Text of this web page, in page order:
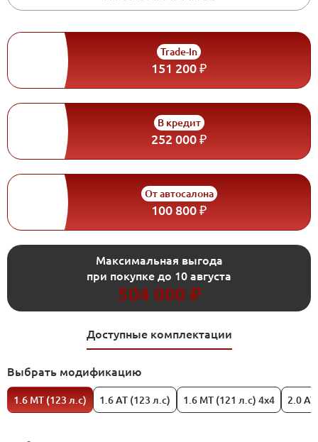
Trade-In
151 200 ₽
В кредит
252 000 ₽
От автосалона
100 800 ₽
Максимальная выгода
при покупке до 10 августа
504 000 ₽
Доступные комплектации
Выбрать модификацию
1.6 МТ (123 л.с) 1.6 АТ (123 л.с) 1.6 МТ (121 л.с) 4х4 2.0